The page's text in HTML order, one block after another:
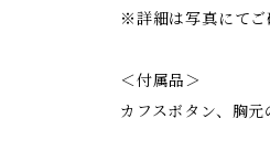
※詳細は写真にてご
＜付属品＞
カフスボタン、胸